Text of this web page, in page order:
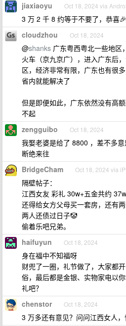
jiaxiaoyu Oct 18, 2024 via
3 万 2 千 8 约等于不要了，恭喜🎉
cloudzhou Oct 18, 2024
@shanks 广东粤西粤北一些地区
火车（京九京广），进入广东后
区，经济非常有限，广东也有很
省内就能解决了
但是即便如此，广东依然没有高
不起
zengguibo Oct 18, 2024
我娶老婆是给了 8800 ，差不多
断绝来往
BridgeCham Oct 18, 2024 via
隔壁帖子：
江西女友 彩礼 30w+五金共约 37w
还得给女方父母买一套房，还有两
两人还债过日子🤡
偷着乐吧兄弟。
haifuyun Oct 18, 2024
身在福中不知福呀
财兜了一圈，礼节做了，大家都
俗，最后都是金银、实物家电以
礼吧？
chenstor Oct 18, 2024
3 万多还有意见？问问江西女人